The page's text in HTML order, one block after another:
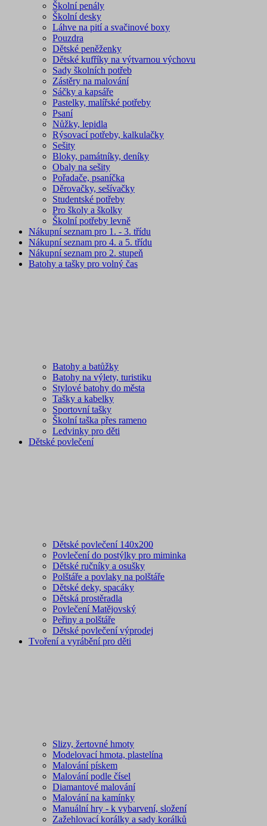
Školní penály
Školní desky
Láhve na pití a svačinové boxy
Pouzdra
Dětské peněženky
Dětské kufříky na výtvarnou výchovu
Sady školních potřeb
Zástěry na malování
Sáčky a kapsáře
Pastelky, malířské potřeby
Psaní
Nůžky, lepidla
Rýsovací potřeby, kalkulačky
Sešity
Bloky, památníky, deníky
Obaly na sešity
Pořadače, psaníčka
Děrovačky, sešívačky
Studentské potřeby
Pro školy a školky
Školní potřeby levně
Nákupní seznam pro 1. - 3. třídu
Nákupní seznam pro 4. a 5. třídu
Nákupní seznam pro 2. stupeň
Batohy a tašky pro volný čas
Batohy a batůžky
Batohy na výlety, turistiku
Stylové batohy do města
Tašky a kabelky
Sportovní tašky
Školní taška přes rameno
Ledvinky pro děti
Dětské povlečení
Dětské povlečení 140x200
Povlečení do postýlky pro miminka
Dětské ručníky a osušky
Polštáře a povlaky na polštáře
Dětské deky, spacáky
Dětská prostěradla
Povlečení Matějovský
Peřiny a polštáře
Dětské povlečení výprodej
Tvoření a vyrábění pro děti
Slizy, žertovné hmoty
Modelovací hmota, plastelína
Malování pískem
Malování podle čísel
Diamantové malování
Malování na kamínky
Manuální hry - k vybarvení, složení
Zažehlovací korálky a sady korálků